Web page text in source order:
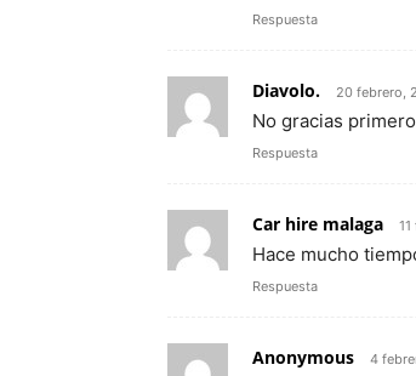
Respuesta
Diavolo. 20 febrero,
No gracias
Respuesta
Car hire malaga
Hace mucho
Respuesta
Anonymous 4